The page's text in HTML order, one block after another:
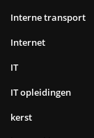
Interne transport
Internet
IT
IT opleidingen
kerst